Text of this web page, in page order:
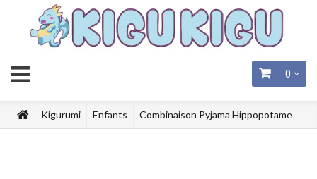
0
Kigurumi Enfants Combinaison Pyjama Hippopotame